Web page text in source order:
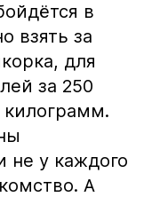
в
взять за
для
за 250
килограмм.
не у каждого
А